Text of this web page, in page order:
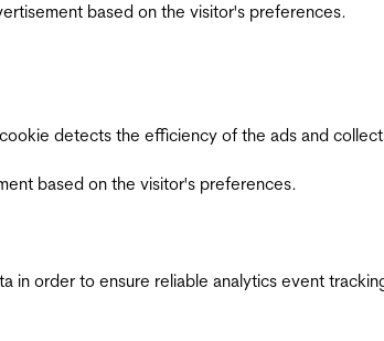
based on the visitor's preferences.
detects the efficiency of the ads and
based on the visitor's preferences.
order to ensure reliable analytics event